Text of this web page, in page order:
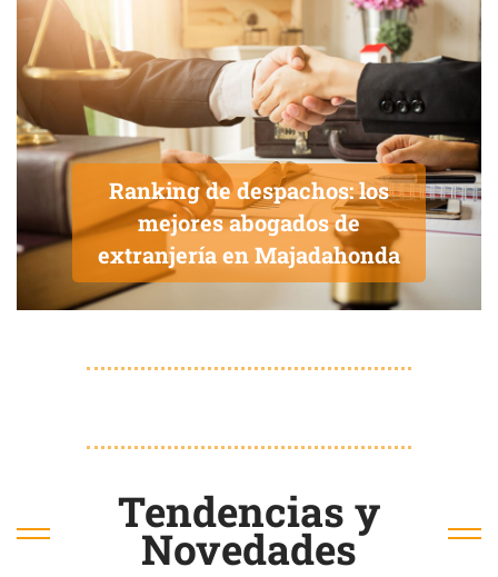
Ranking de despachos: los
mejores abogados de
extranjería en Majadahonda
Tendencias y
Novedades